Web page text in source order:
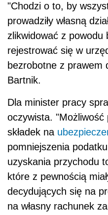
"Chodzi o to, by
prowadziły własną
zlikwidować z powodu
rejestrować się w
bezrobotne z prawem
Bartnik.
Dla minister pracy
oczywista. "Możliwość
składek na
pomniejszenia
uzyskania przychodu
które z pewnością
decydujących się na
na własny rachunek